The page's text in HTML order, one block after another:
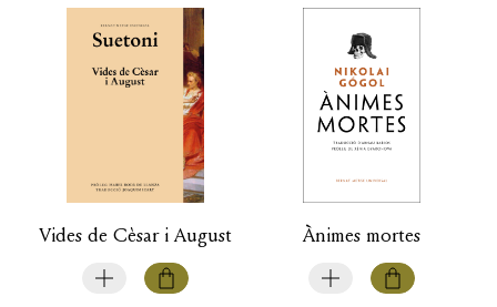
Vides de Cèsar i August Ànimes mortes